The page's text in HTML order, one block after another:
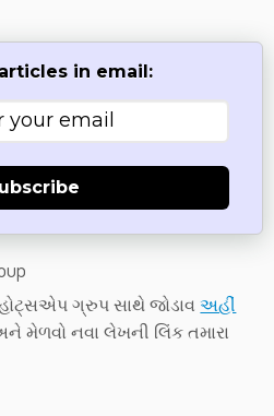
in email:
ગ્રુપ સાથે જોડાવઅહીં
મેળવો નવા લેખની લિંક તમારા